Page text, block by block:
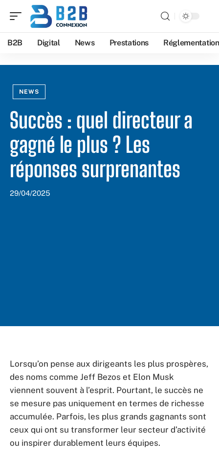
B2B Digital News Prestations Réglementation
NEWS
Succès : quel directeur a
gagné le plus ? Les
réponses surprenantes
29/04/2025
Lorsqu’on pense aux dirigeants les plus prospères,
des noms comme Jeff Bezos et Elon Musk
viennent souvent à l’esprit. Pourtant, le succès ne
se mesure pas uniquement en termes de richesse
accumulée. Parfois, les plus grands gagnants sont
ceux qui ont su transformer leur secteur d’activité
ou inspirer durablement leurs équipes.